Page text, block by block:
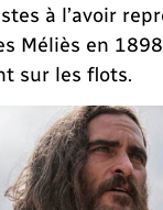
à l’avoir
Méliès en
sur les flots.